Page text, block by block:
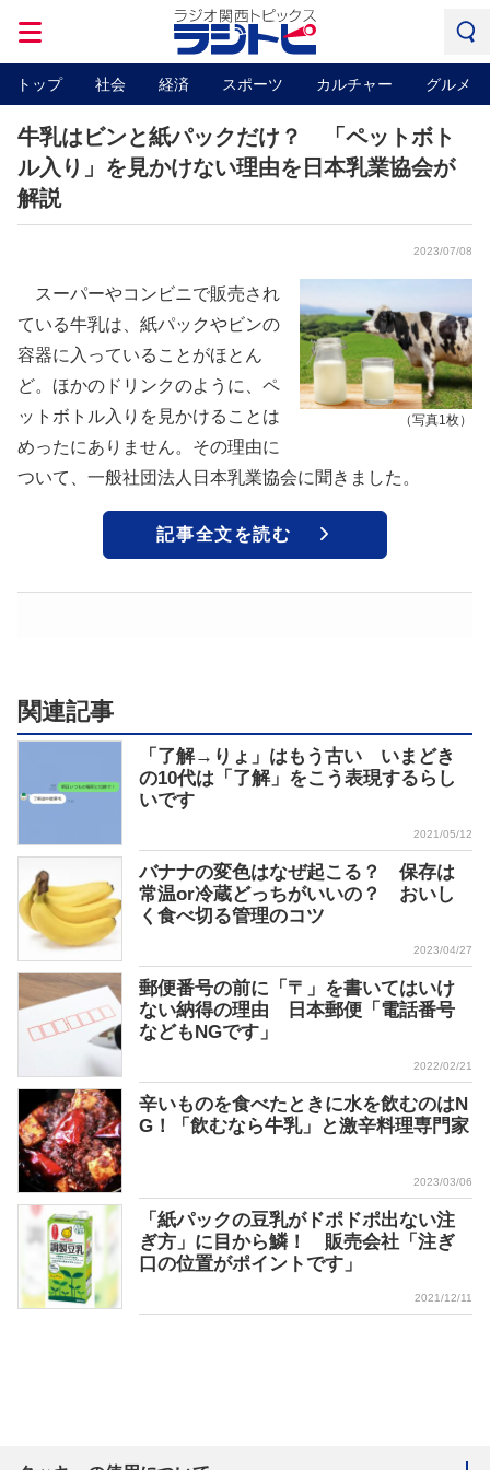
トップ 社会 経済 スポーツ カルチャー グルメ
牛乳はビンと紙パックだけ？ 「ペットボト
ル入り」を見かけない理由を日本乳業協会が
解説
2023/07/08
（写真1枚）
スーパーやコンビニで販売され
ている牛乳は、紙パックやビンの
容器に入っていることがほとん
ど。ほかのドリンクのように、ペ
ットボトル入りを見かけることは
めったにありません。その理由に
ついて、一般社団法人日本乳業協会に聞きました。
記事全文を読む
関連記事
「了解→りょ」はもう古い いまどき
の10代は「了解」をこう表現するらし
いです
2021/05/12
バナナの変色はなぜ起こる？ 保存は
常温or冷蔵どっちがいいの？ おいし
く食べ切る管理のコツ
2023/04/27
郵便番号の前に「〒」を書いてはいけ
ない納得の理由 日本郵便「電話番号
などもNGです」
2022/02/21
辛いものを食べたときに水を飲むのはN
G！「飲むなら牛乳」と激辛料理専門家
2023/03/06
「紙パックの豆乳がドポドポ出ない注
ぎ方」に目から鱗！ 販売会社「注ぎ
口の位置がポイントです」
2021/12/11